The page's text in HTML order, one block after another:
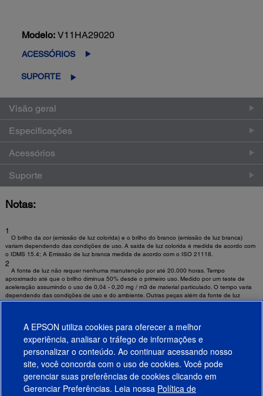
Modelo: V11HA29020
ACESSÓRIOS
SUPORTE
Visão geral
Especificações
Acessórios
Suporte
Notas:
1
O brilho da cor (emissão de luz colorida) e o brilho do branco (emissão de luz branca)
variam dependendo das condições de uso. A saída de luz colorida é medida de acordo com
o IDMS 15.4; A Emissão de luz branca medida de acordo com o ISO 21118.
2
A fonte de luz não requer nenhuma manutenção por até 20.000 horas. Tempo
aproximado até que o brilho diminua 50% desde o primeiro uso. Medido por um teste de
aceleração assumindo o uso de 0,04 - 0,20 mg / m3 de material particulado. O tempo varia
dependendo das condições de uso e do ambiente. Outras peças além da fonte de luz
podem precisar ser substituídas em um período mais curto.
as combinações de entrada.
Para download é necessário ter conexão com a Internet. Uma taxa de dados pode ser
aplicada.
Produtos
A EPSON utiliza cookies para oferecer a melhor
experiência, analisar o tráfego de informações e
personalizar o conteúdo. Ao continuar acessando nosso
site, você concorda com o uso de cookies. Você pode
gerenciar suas preferências de cookies clicando em
Gerenciar Preferências. Leia nossa Política de